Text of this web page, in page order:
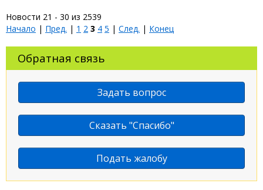
Новости 21 - 30 из 2539
Начало | Пред. | 1 2 3 4 5 | След. | Конец
Обратная связь
Задать вопрос
Сказать "Спасибо"
Подать жалобу